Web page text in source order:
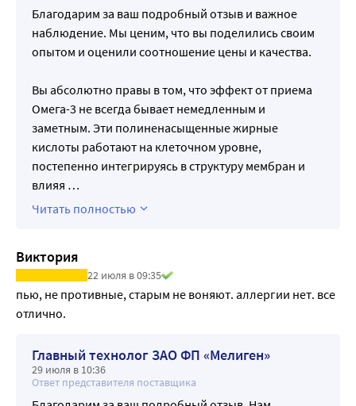
Благодарим за ваш подробный отзыв и важное
наблюдение. Мы ценим, что вы поделились своим
опытом и оценили соотношение цены и качества.
Вы абсолютно правы в том, что эффект от приема
Омега-3 не всегда бывает немедленным и
заметным. Эти полиненасыщенные жирные
кислоты работают на клеточном уровне,
постепенно интегрируясь в структуру мембран и
влияя …
Читать полностью
Виктория
22 июля в 09:35
пью, не противные, старым не воняют. аллергии нет. все
отлично.
Главный технолог ЗАО ФП «Мелиген»
29 июля в 10:36
Ответ представителя поставщика